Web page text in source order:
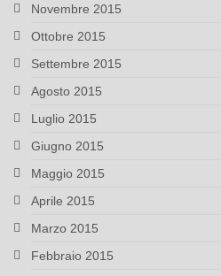
Novembre 2015
Ottobre 2015
Settembre 2015
Agosto 2015
Luglio 2015
Giugno 2015
Maggio 2015
Aprile 2015
Marzo 2015
Febbraio 2015